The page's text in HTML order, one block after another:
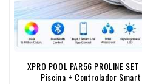
XPRO POOL PAR56 PROLINE
Piscina + Controlador